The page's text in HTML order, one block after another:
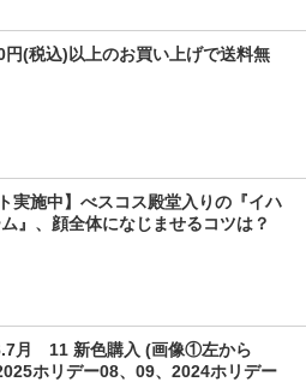
円(税込)以上のお買い上げで送料無
実施中】べスコス殿堂入りの『イハ
』、顔全体になじませるコツは？
月　11 新色購入 (画像①左から
ホリデー08、09、2024ホリデー